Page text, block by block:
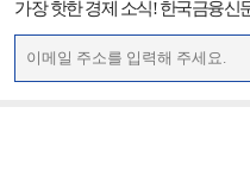
가장 핫한 경제 소식! 한국금융신